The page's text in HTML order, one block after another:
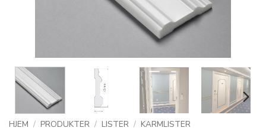
HJEM / PRODUKTER / LISTER / KARMLISTER